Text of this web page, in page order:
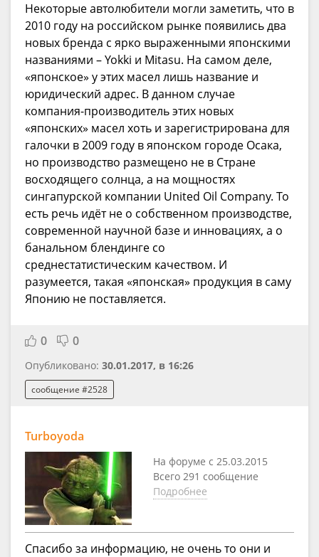
Некоторые автолюбители могли заметить, что в
2010 году на российском рынке появились два
новых бренда с ярко выраженными японскими
названиями – Yokki и Mitasu. На самом деле,
«японское» у этих масел лишь название и
юридический адрес. В данном случае
компания-производитель этих новых
«японских» масел хоть и зарегистрирована для
галочки в 2009 году в японском городе Осака,
но производство размещено не в Стране
восходящего солнца, а на мощностях
сингапурской компании United Oil Company. То
есть речь идёт не о собственном производстве,
современной научной базе и инновациях, а о
банальном блендинге со
среднестатистическим качеством. И
разумеется, такая «японская» продукция в саму
Японию не поставляется.
0 0
Опубликовано: 30.01.2017, в 16:26
сообщение #2528
Turboyoda
На форуме с 25.03.2015
Всего 291 сообщение
Подробнее
Спасибо за информацию, не очень то они и